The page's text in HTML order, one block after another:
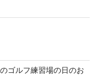
ゴルフ練習場の日のお